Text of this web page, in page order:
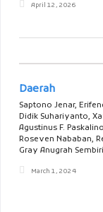
April 12, 2026
Daerah
Saptono Jenar,
Didik Suhariyanto,
Agustinus F.
Roseven Nababan,
Gray Anugrah
March 1, 2024